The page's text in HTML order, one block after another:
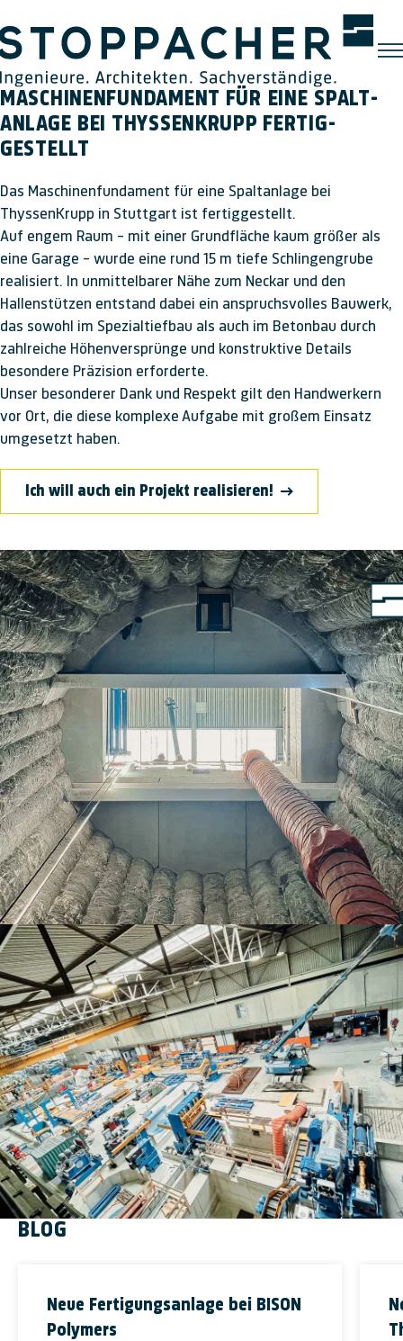
MASCHINEN­FUNDAMENT FÜR EINE SPALT­
ANLAGE BEI THYSSENKRUPP FERTIG­
GESTELLT
Das Maschinenfundament für eine Spaltanlage bei
ThyssenKrupp in Stuttgart ist fertiggestellt.
Auf engem Raum – mit einer Grundfläche kaum größer als
eine Garage – wurde eine rund 15 m tiefe Schlingengrube
realisiert. In unmittelbarer Nähe zum Neckar und den
Hallenstützen entstand dabei ein anspruchsvolles Bauwerk,
das sowohl im Spezialtiefbau als auch im Betonbau durch
zahlreiche Höhenversprünge und konstruktive Details
besondere Präzision erforderte.
Unser besonderer Dank und Respekt gilt den Handwerkern
vor Ort, die diese komplexe Aufgabe mit großem Einsatz
umgesetzt haben.
Ich will auch ein Projekt realisieren!
BLOG
Neue Fertigungsanlage bei BISON
Polymers